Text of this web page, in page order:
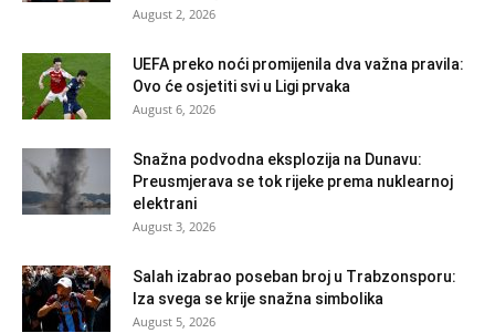
August 2, 2026
UEFA preko noći promijenila dva važna pravila:
Ovo će osjetiti svi u Ligi prvaka
August 6, 2026
Snažna podvodna eksplozija na Dunavu:
Preusmjerava se tok rijeke prema nuklearnoj
elektrani
August 3, 2026
Salah izabrao poseban broj u Trabzonsporu:
Iza svega se krije snažna simbolika
August 5, 2026